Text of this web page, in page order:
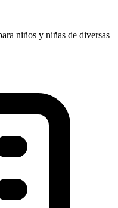
niños y niñas de diversas